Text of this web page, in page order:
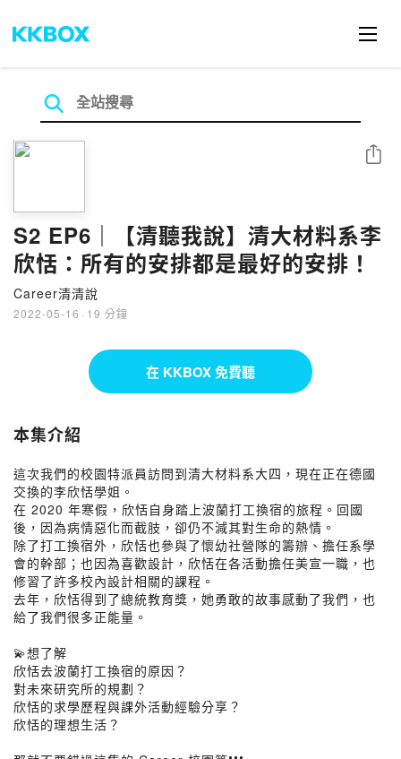
S2 EP6｜【清聽我說】清大材料系李
欣恬：所有的安排都是最好的安排！
Career清清說
2022-05-16 · 19 分鐘
分享
在 KKBOX 免費聽
本集介紹
這次我們的校園特派員訪問到清大材料系大四，現在正在德國
交換的李欣恬學姐。
在 2020 年寒假，欣恬自身踏上波蘭打工換宿的旅程。回國
後，因為病情惡化而截肢，卻仍不減其對生命的熱情。
除了打工換宿外，欣恬也參與了懷幼社營隊的籌辦、擔任系學
會的幹部；也因為喜歡設計，欣恬在各活動擔任美宣一職，也
修習了許多校內設計相關的課程。
去年，欣恬得到了總統教育獎，她勇敢的故事感動了我們，也
給了我們很多正能量。
💫想了解
欣恬去波蘭打工換宿的原因？
對未來研究所的規劃？
欣恬的求學歷程與課外活動經驗分享？
欣恬的理想生活？